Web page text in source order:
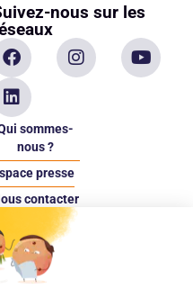
nous sur les
sommes-
nous ?
presse
contacter
Espace
donateur